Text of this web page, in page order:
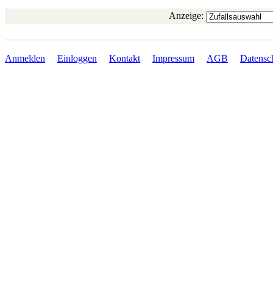
Anzeige:
Anmelden Einloggen Kontakt Impressum AGB